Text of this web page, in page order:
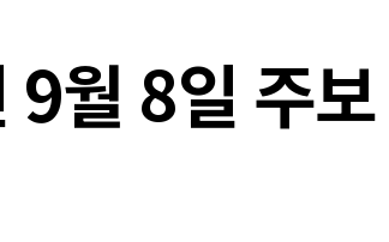
월 8일 주보